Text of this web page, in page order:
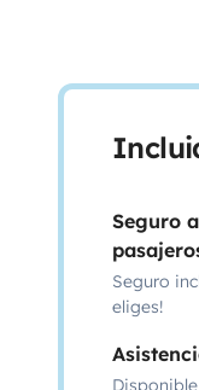
Seguro
Seguro
eliges!